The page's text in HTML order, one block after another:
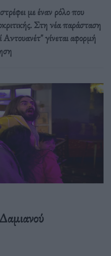
με έναν ρόλο που
Στη νέα παράσταση
γίνεται αφορμή